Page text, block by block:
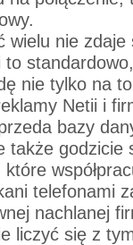
wielu nie
nie tylko na
Netii i
bazy
także godzicie
telefonami
nachlanej
liczyć się z